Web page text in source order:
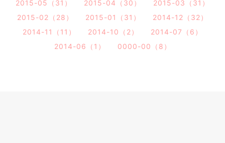
2015-05（31）
2015-04（30）
2015-03（31）
2015-02（28）
2015-01（31）
2014-12（32）
2014-11（11）
2014-10（2）
2014-07（6）
2014-06（1）
0000-00（8）